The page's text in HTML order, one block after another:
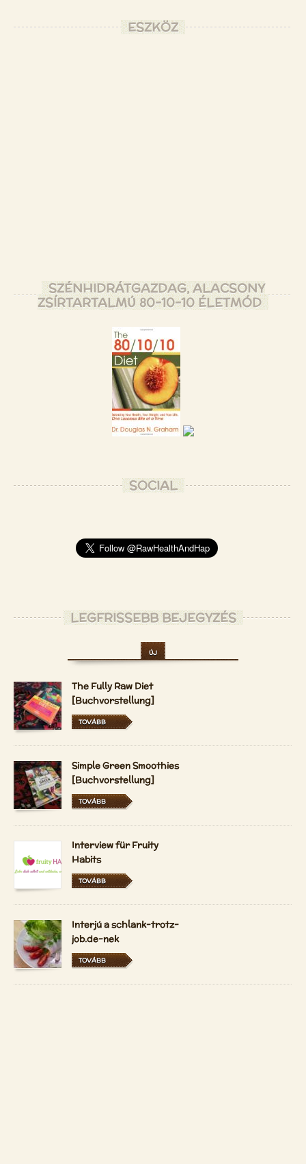
ESZKÖZ
SZÉNHIDRÁTGAZDAG, ALACSONY
ZSÍRTARTALMÚ 80-10-10 ÉLETMÓD
SOCIAL
LEGFRISSEBB BEJEGYZÉS
ÚJ
The Fully Raw Diet
[Buchvorstellung]
TOVÁBB
Simple Green Smoothies
[Buchvorstellung]
TOVÁBB
Interview für Fruity
Habits
TOVÁBB
Interjú a schlank-trotz-
job.de-nek
TOVÁBB